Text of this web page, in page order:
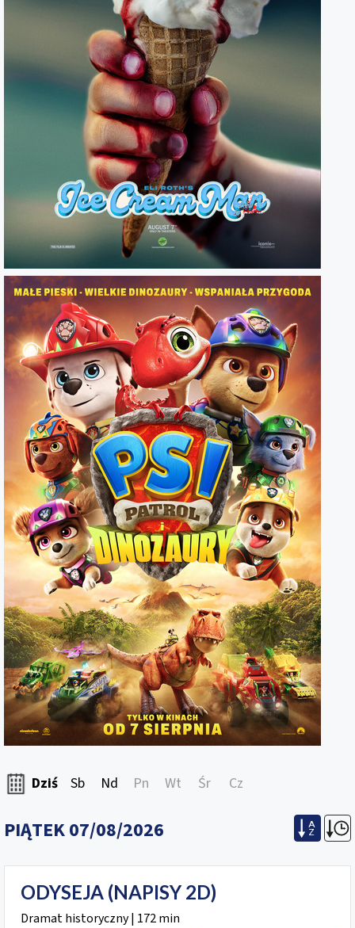
Dziś Sb Nd Pn Wt Śr Cz
PIĄTEK 07/08/2026 A
Z
ODYSEJA (NAPISY 2D)
Dramat historyczny | 172 min